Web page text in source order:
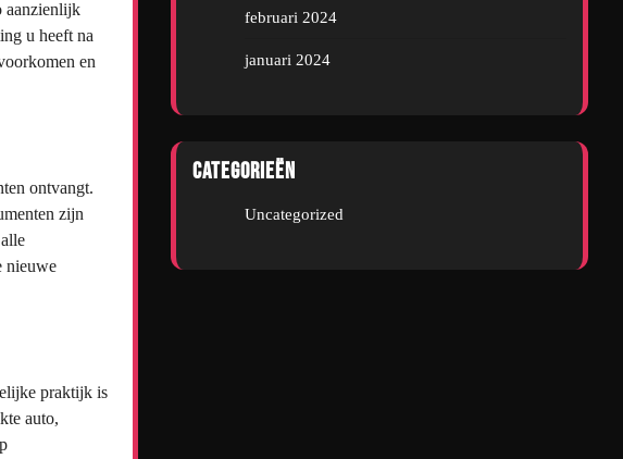
aanzienlijk
u heeft na
en
ontvangt.
zijn
nieuwe
praktijk is
auto,
februari 2024
januari 2024
Categorieën
Uncategorized